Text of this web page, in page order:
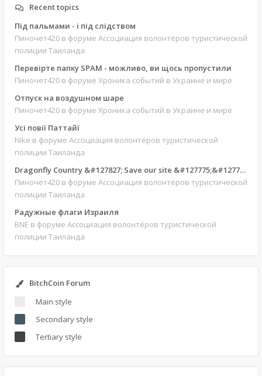
Recent topics
Під пальмами - і під слідством
Пиночет420 в форуме Ассоциация волонтёров туристической
полиции Таиланда
Перевірте папку SPAM - можливо, ви щось пропустили
Пиночет420 в форуме Хроника событий в Украине и мире
Отпуск на воздушном шаре
Пиночет420 в форуме Хроника событий в Украине и мире
Усі повії Паттайї
Nike в форуме Ассоциация волонтёров туристической
полиции Таиланда
Dragonfly Country &#127827; Save our site &#127775;&#127769;
Пиночет420 в форуме Ассоциация волонтёров туристической
полиции Таиланда
Радужные флаги Израиля
BNE в форуме Ассоциация волонтёров туристической
полиции Таиланда
BitchCoin Forum
Main style
Secondary style
Tertiary style